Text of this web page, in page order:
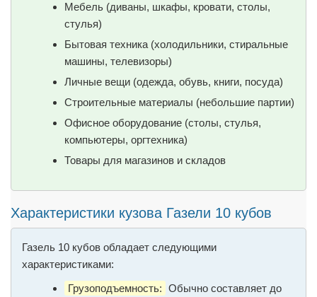
Мебель (диваны, шкафы, кровати, столы,
стулья)
Бытовая техника (холодильники, стиральные
машины, телевизоры)
Личные вещи (одежда, обувь, книги, посуда)
Строительные материалы (небольшие партии)
Офисное оборудование (столы, стулья,
компьютеры, оргтехника)
Товары для магазинов и складов
Характеристики кузова Газели 10 кубов
Газель 10 кубов обладает следующими
характеристиками:
Грузоподъемность: Обычно составляет до